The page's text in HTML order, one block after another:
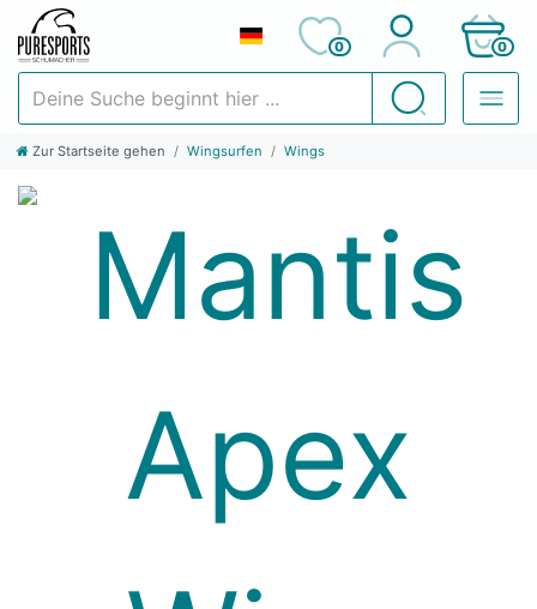
Suchen
0 0
Zur Startseite gehen Wingsurfen Wings